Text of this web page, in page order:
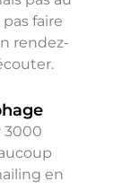
faire
rendez-
3000
en